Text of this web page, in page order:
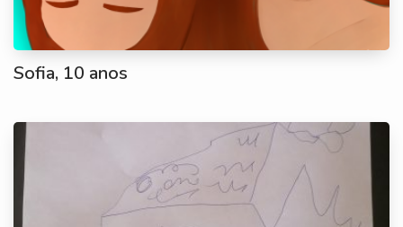
Sofia, 10 anos